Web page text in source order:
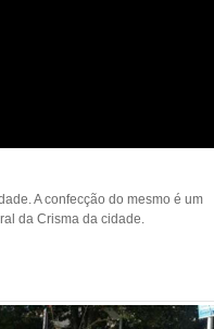
A confecção do mesmo é um
da Crisma da cidade.